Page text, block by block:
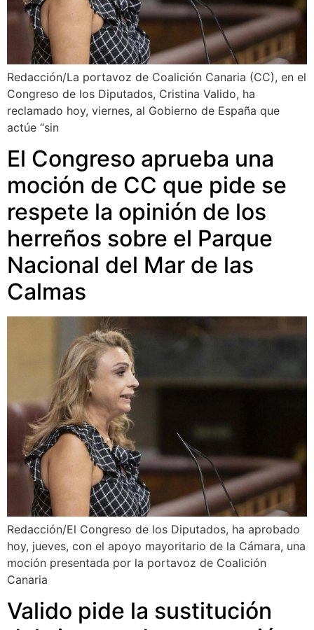
Redacción/La portavoz de Coalición Canaria (CC), en el
Congreso de los Diputados, Cristina Valido, ha
reclamado hoy, viernes, al Gobierno de España que
actúe “sin
El Congreso aprueba una
moción de CC que pide se
respete la opinión de los
herreños sobre el Parque
Nacional del Mar de las
Calmas
Redacción/El Congreso de los Diputados, ha aprobado
hoy, jueves, con el apoyo mayoritario de la Cámara, una
moción presentada por la portavoz de Coalición
Canaria
Valido pide la sustitución